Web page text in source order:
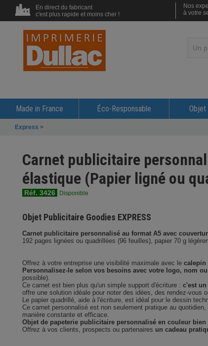
En direct du fabricant
c'est plus rapide et moins cher !
Nos
à votre
Made in France Éco-Responsable Objet
Express >
Carnet publicitaire
élastique (Papier ligné ou
Réf. 3426 Disponible
Objet Publicitaire Goodies EXPRESS
Carnet publicitaire personnalisé au format A5 avec
192 pages lignées ou quadrillées (96 feuilles), papier 70 g
Offrez à votre entreprise une visibilité maximale avec le calepin
Personnalisez-le selon vos besoins avec votre logo, nom
possible).
Ce carnet est bien plus qu'un simple support d'écriture : c'est
offre une solution idéale pour noter des idées, des rendez-vous
Le papier quadrillé, aide à l'écriture, est idéal pour le dessin
Ce carnet personnalisé est non seulement pratique au
manière constante et efficace.
Objet de papeterie publicitaire personnalisé en couleur bien
Offrez à vos clients, prospects ou partenaires un cadeau